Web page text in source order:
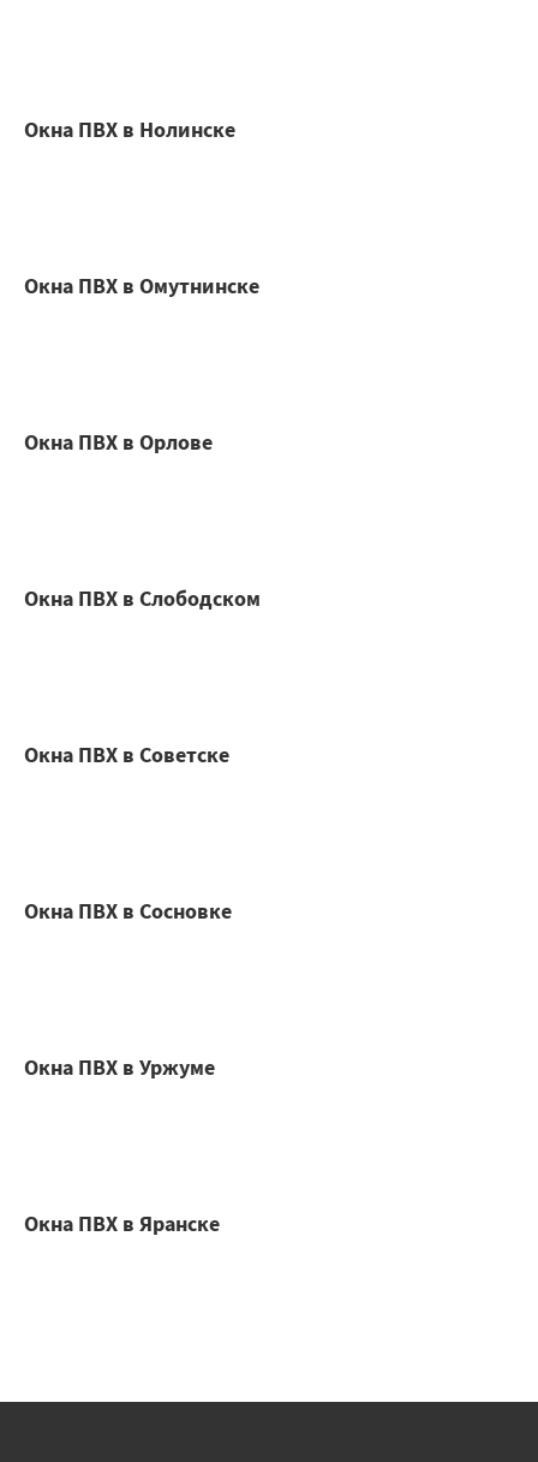
Окна ПВХ в Нолинске
Окна ПВХ в Омутнинске
Окна ПВХ в Орлове
Окна ПВХ в Слободском
Окна ПВХ в Советске
Окна ПВХ в Сосновке
Окна ПВХ в Уржуме
Окна ПВХ в Яранске